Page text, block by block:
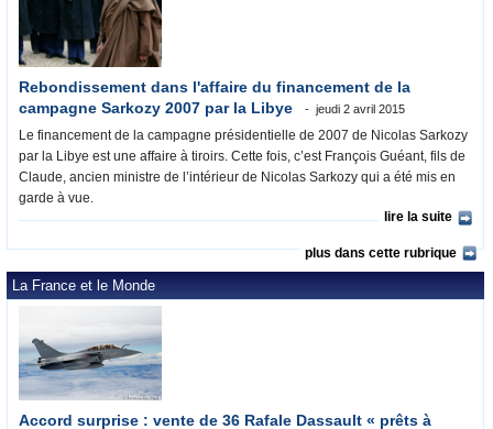
Rebondissement dans l'affaire du financement de la
campagne Sarkozy 2007 par la Libye
jeudi 2 avril 2015
Le financement de la campagne présidentielle de 2007 de Nicolas Sarkozy
par la Libye est une affaire à tiroirs. Cette fois, c’est François Guéant, fils de
Claude, ancien ministre de l’intérieur de Nicolas Sarkozy qui a été mis en
garde à vue.
lire la suite
plus dans cette rubrique
La France et le Monde
Accord surprise : vente de 36 Rafale Dassault « prêts à